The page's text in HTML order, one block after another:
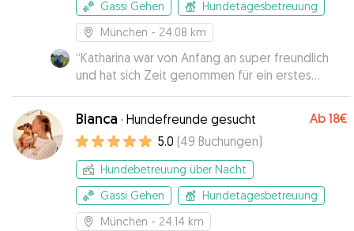
Gassi Gehen
Hundetagesbetreuung
München - 24.08 km
“Katharina war von Anfang an super freundlich
und hat sich Zeit genommen für ein erstes
Gespräch und Kennenlernen. Sie hat sich super
um unseren Yari gekümmert und wir konnten
entspannt den Abend genießen. Würden ihr
jederzeit wieder unseren Hund anvertrauen.
Danke.”
Bianca · Hundefreunde gesucht Ab 18€
5.0 (49 Buchungen)
Hundebetreuung über Nacht
Gassi Gehen
Hundetagesbetreuung
München - 24.14 km